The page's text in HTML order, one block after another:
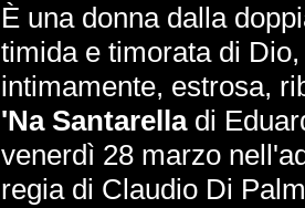
È una donna dalla
timida e timorata di
intimamente, estrosa,
'Na Santarella di
venerdì 28 marzo
regia di Claudio Di